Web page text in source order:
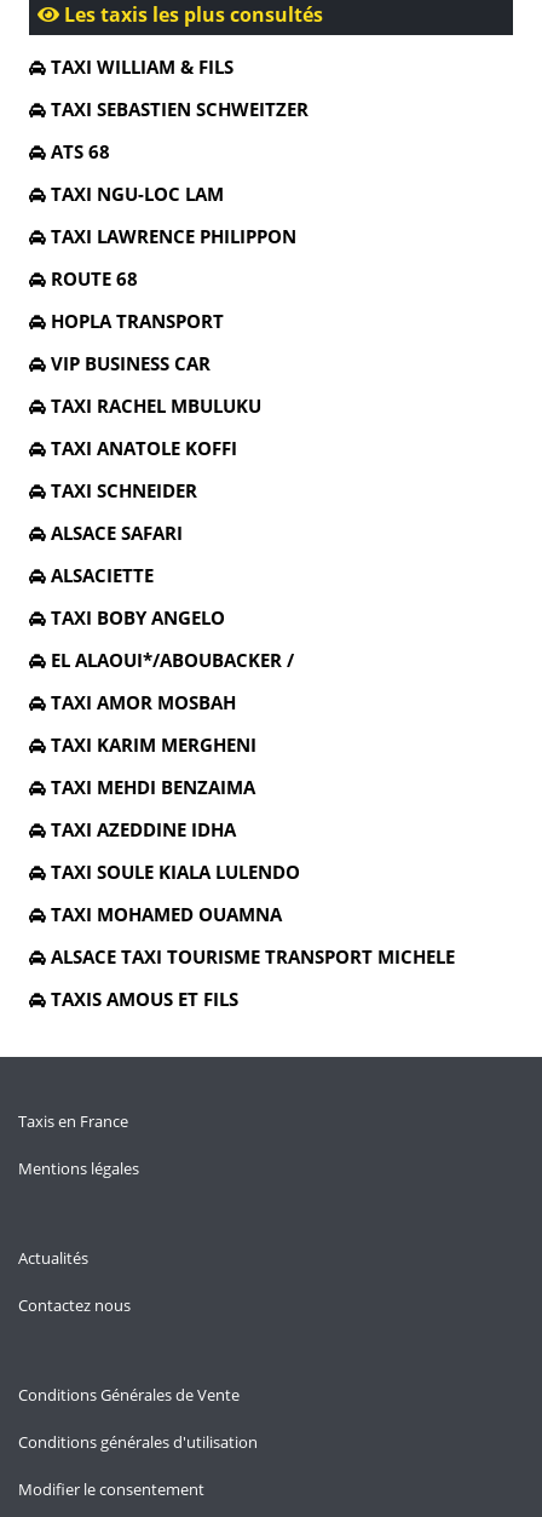
Les taxis les plus consultés
TAXI WILLIAM & FILS
TAXI SEBASTIEN SCHWEITZER
ATS 68
TAXI NGU-LOC LAM
TAXI LAWRENCE PHILIPPON
ROUTE 68
HOPLA TRANSPORT
VIP BUSINESS CAR
TAXI RACHEL MBULUKU
TAXI ANATOLE KOFFI
TAXI SCHNEIDER
ALSACE SAFARI
ALSACIETTE
TAXI BOBY ANGELO
EL ALAOUI*/ABOUBACKER /
TAXI AMOR MOSBAH
TAXI KARIM MERGHENI
TAXI MEHDI BENZAIMA
TAXI AZEDDINE IDHA
TAXI SOULE KIALA LULENDO
TAXI MOHAMED OUAMNA
ALSACE TAXI TOURISME TRANSPORT MICHELE
TAXIS AMOUS ET FILS
Taxis en France
Mentions légales
Actualités
Contactez nous
Conditions Générales de Vente
Conditions générales d'utilisation
Modifier le consentement